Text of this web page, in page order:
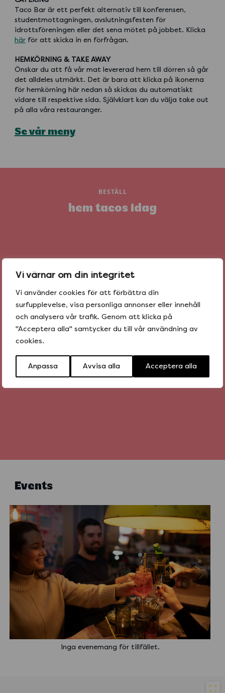
Vi värnar om din integritet
Vi använder cookies för att förbättra din
surfupplevelse, visa personliga annonser eller innehåll
och analysera vår trafik. Genom att klicka på
"Acceptera alla" samtycker du till vår användning av
cookies.
Anpassa Avvisa alla Acceptera alla
Taco Bar är ett perfekt alternativ till konferensen,
studentmottagningen, avslutningsfesten för
idrottsföreningen eller det sena mötet på jobbet. Klicka
härför att skicka in en förfrågan.
HEMKÖRNING & TAKE AWAY
Önskar du att få vår mat levererad hem till dörren så går
det alldeles utmärkt. Det är bara att klicka på ikonerna
för hemkörning här nedan så skickas du automatiskt
vidare till respektive sida. Självklart kan du välja take out
på alla våra restauranger.
Se vår meny
BESTÄLL
hem tacos idag
Events
Inga evenemang för tillfället.